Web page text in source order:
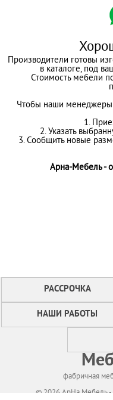
Производители готовы
в каталоге, под
Стоимость мебели
Чтобы наши менеджеры
1.
2. Указать
3. Сообщить новые
Арна-Мебель -
РАССРОЧКА
НАШИ РАБОТЫ
фабричная
© 2026 АрНа Мебель -